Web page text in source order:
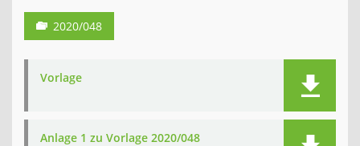
2020/048
Vorlage
Anlage 1 zu Vorlage 2020/048